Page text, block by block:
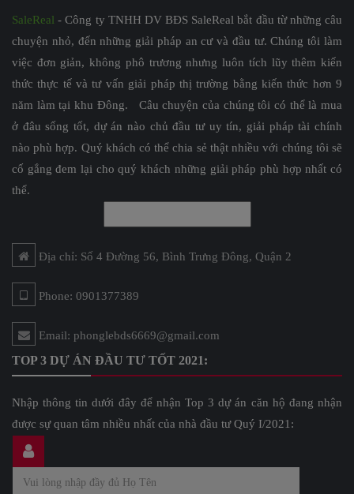
SaleReal - Công ty TNHH DV BĐS SaleReal bắt đầu từ những câu
chuyện nhỏ, đến những giải pháp an cư và đầu tư. Chúng tôi làm
việc đơn giản, không phô trương nhưng luôn tích lũy thêm kiến
thức thực tế và tư vấn giải pháp thị trường bằng kiến thức hơn 9
năm làm tại khu Đông. Câu chuyện của chúng tôi có thể là mua
ở đâu sống tốt, dự án nào chủ đầu tư uy tín, giải pháp tài chính
nào phù hợp. Quý khách có thể chia sẻ thật nhiều với chúng tôi sẽ
cố gắng đem lại cho quý khách những giải pháp phù hợp nhất có
thể.
Địa chỉ: Số 4 Đường 56, Bình Trưng Đông, Quận 2
Phone: 0901377389
Email: phonglebds6669@gmail.com
TOP 3 DỰ ÁN ĐẦU TƯ TỐT 2021:
Nhập thông tin dưới đây để nhận Top 3 dự án căn hộ đang nhận
được sự quan tâm nhiều nhất của nhà đầu tư Quý I/2021: